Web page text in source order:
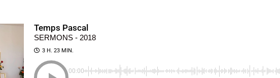
Temps Pascal
SERMONS - 2018
3 H. 23 MIN.
00:00